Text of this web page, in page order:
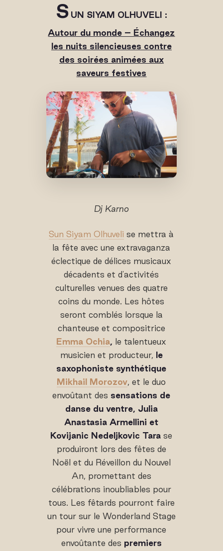
S UN SIYAM OLHUVELI :
Autour du monde – Échangez
les nuits silencieuses contre
des soirées animées aux
saveurs festives
Dj Karno
Sun Siyam Olhuveli se mettra à
la fête avec une extravaganza
éclectique de délices musicaux
décadents et d'activités
culturelles venues des quatre
coins du monde. Les hôtes
seront comblés lorsque la
chanteuse et compositrice
Emma Ochia, le talentueux
musicien et producteur, le
saxophoniste synthétique
Mikhail Morozov, et le duo
envoûtant des sensations de
danse du ventre, Julia
Anastasia Armellini et
Kovijanic Nedeljkovic Tara se
produiront lors des fêtes de
Noël et du Réveillon du Nouvel
An, promettant des
célébrations inoubliables pour
tous. Les fêtards pourront faire
un tour sur le Wonderland Stage
pour vivre une performance
envoûtante des premiers